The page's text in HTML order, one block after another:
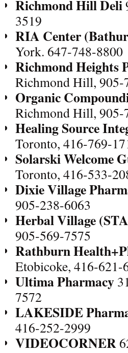
Richmond Hill Deli
3519
RIA Center
York. 647-748-8800
Richmond Heights
Richmond Hill, 905-
Organic
Richmond Hill, 905-
Healing Source
Toronto, 416-769-
Solarski Welcome
Toronto, 416-533-
Dixie Village
905-238-6063
Herbal Village
905-569-7575
Rathburn
Etobicoke, 416-621-
Ultima Pharmacy
7572
LAKESIDE
416-252-2999
VIDEOCORNER